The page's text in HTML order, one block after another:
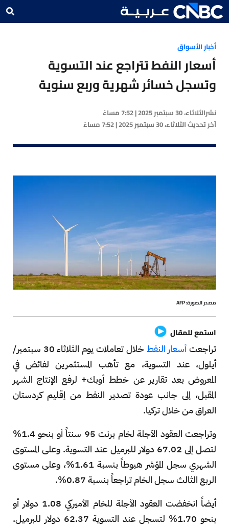
أخبار الأسواق
أسعار النفط تتراجع عند التسوية
وتسجل خسائر شهرية وربع سنوية
نشرالثلاثاء، 30 سبتمبر 2025 | 7:52 مساءً
آخر تحديثالثلاثاء، 30 سبتمبر 2025 | 7:52 مساءً
مصدر الصورة: AFP
استمع للمقال
تراجعتأسعار النفط
خلال تعاملات يوم الثلاثاء 30 سبتمبر/
أيلول، عند التسوية، مع تأهب المستثمرين لفائض في
المعروض بعد تقارير عن خطط أوبك+ لرفع الإنتاج الشهر
المقبل، إلى جانب عودة تصدير النفط من إقليم كردستان
العراق من خلال تركيا.
وتراجعت العقود الآجلة لخام برنت 95 سنتاً أو بنحو 1.4%
لتصل إلى 67.02 دولار للبرميل عند التسوية. وعلى المستوى
الشهري سجل المؤشر هبوطاً بنسبة 1.61%، وعلى مستوى
الربع الثالث سجل الخام تراجعاً بنسبة 0.87%.
أيضاً انخفضت العقود الآجلة للخام الأميركي 1.08 دولار أو
بنحو 1.70% لتسجل عند التسوية 62.37 دولار للبرميل.